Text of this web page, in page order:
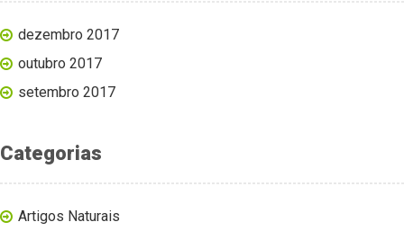
dezembro 2017
outubro 2017
setembro 2017
Categorias
Artigos Naturais